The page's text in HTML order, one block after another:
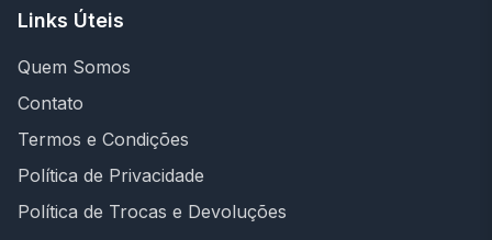
Links Úteis
Quem Somos
Contato
Termos e Condições
Política de Privacidade
Política de Trocas e Devoluções